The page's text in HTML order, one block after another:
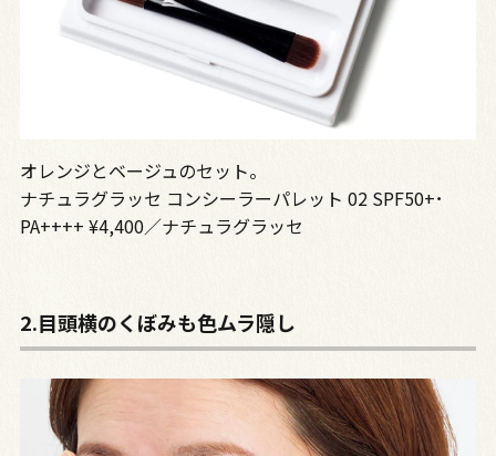
オレンジとベージュのセット。
ナチュラグラッセ コンシーラーパレット 02 SPF50+･
PA++++ ¥4,400／ナチュラグラッセ
2.目頭横のくぼみも色ムラ隠し